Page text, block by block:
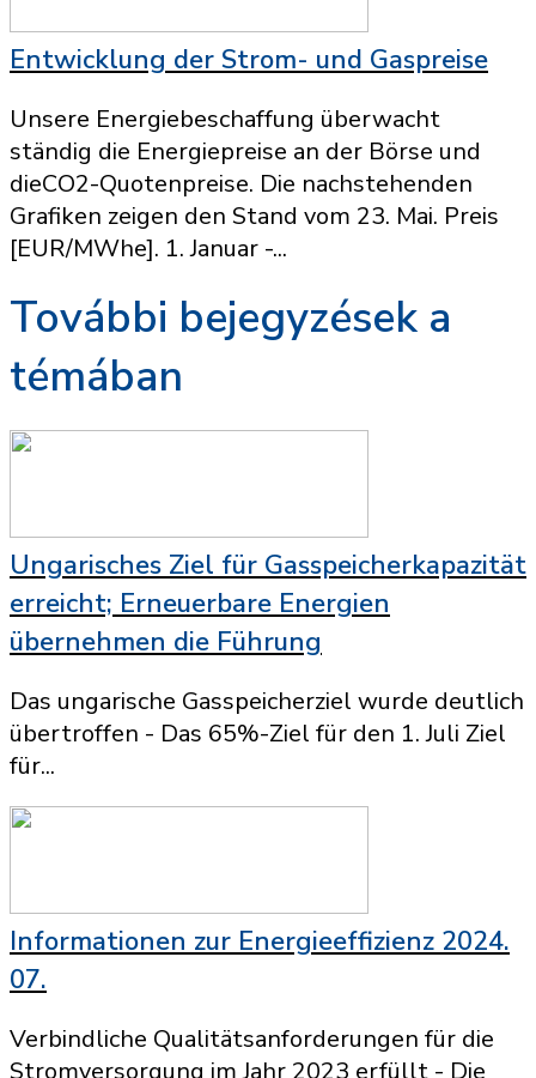
Entwicklung der Strom- und Gaspreise
Unsere Energiebeschaffung überwacht
ständig die Energiepreise an der Börse und
dieCO2-Quotenpreise. Die nachstehenden
Grafiken zeigen den Stand vom 23. Mai. Preis
[EUR/MWhe]. 1. Januar -...
További bejegyzések a
témában
Ungarisches Ziel für Gasspeicherkapazität
erreicht; Erneuerbare Energien
übernehmen die Führung
Das ungarische Gasspeicherziel wurde deutlich
übertroffen - Das 65%-Ziel für den 1. Juli Ziel
für...
Informationen zur Energieeffizienz 2024.
07.
Verbindliche Qualitätsanforderungen für die
Stromversorgung im Jahr 2023 erfüllt - Die